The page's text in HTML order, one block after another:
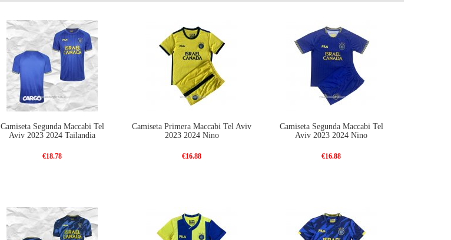
Camiseta Segunda Maccabi Tel
Aviv 2023 2024 Tailandia
€18.78
Camiseta Primera Maccabi Tel Aviv
2023 2024 Nino
€16.88
Camiseta Segunda Maccabi Tel
Aviv 2023 2024 Nino
€16.88